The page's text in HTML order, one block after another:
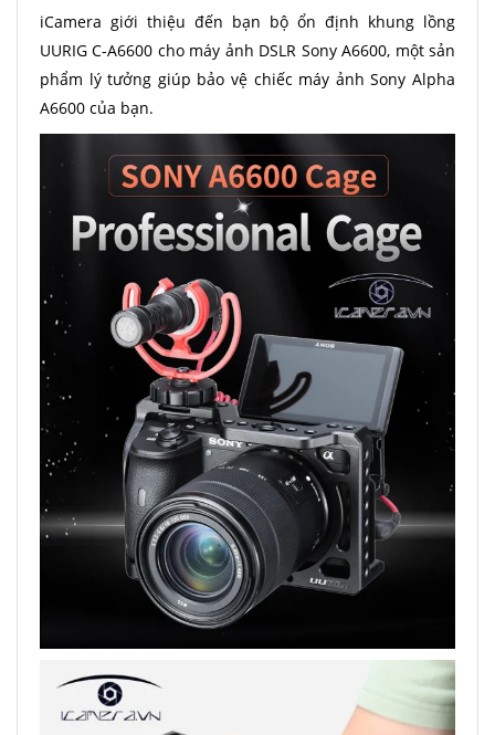
iCamera giới thiệu đến bạn bộ ổn định khung lồng
UURIG C-A6600 cho máy ảnh DSLR Sony A6600, một sản
phẩm lý tưởng giúp bảo vệ chiếc máy ảnh Sony Alpha
A6600 của bạn.